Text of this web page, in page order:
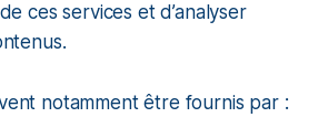
ces services et d’analyser
notamment être fournis par :